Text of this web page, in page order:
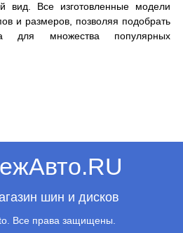
вид. Все изготовленные модели
и размеров, позволяя подобрать
для множества популярных
шин и дисков
Все права защищены.